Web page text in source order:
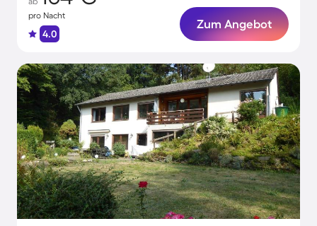
pro Nacht
4.0
Zum Angebot